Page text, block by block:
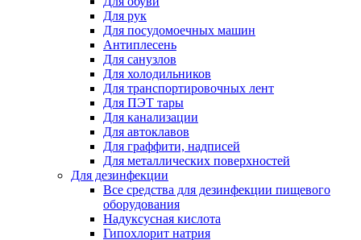
Для рук
Для посудомоечных машин
Антиплесень
Для санузлов
Для холодильников
Для транспортировочных лент
Для ПЭТ тары
Для канализации
Для автоклавов
Для граффити, надписей
Для металлических поверхностей
Для дезинфекции
Все средства для дезинфекции пищевого
оборудования
Надуксусная кислота
Гипохлорит натрия